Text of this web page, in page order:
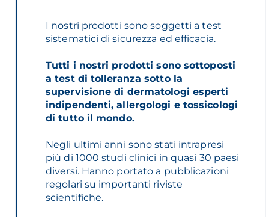
I nostri prodotti sono soggetti a test
sistematici di sicurezza ed efficacia.
Tutti i nostri prodotti sono sottoposti
a test di tolleranza sotto la
supervisione di dermatologi esperti
indipendenti, allergologi e tossicologi
di tutto il mondo.
Negli ultimi anni sono stati intrapresi
più di 1000 studi clinici in quasi 30 paesi
diversi. Hanno portato a pubblicazioni
regolari su importanti riviste
scientifiche.